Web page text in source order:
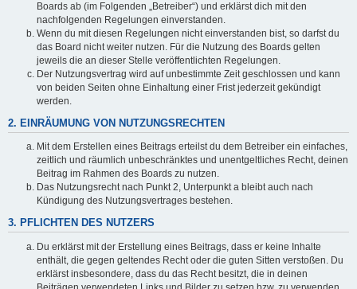
Boards ab (im Folgenden „Betreiber“) und erklärst dich mit den
nachfolgenden Regelungen einverstanden.
Wenn du mit diesen Regelungen nicht einverstanden bist, so darfst du
das Board nicht weiter nutzen. Für die Nutzung des Boards gelten
jeweils die an dieser Stelle veröffentlichten Regelungen.
Der Nutzungsvertrag wird auf unbestimmte Zeit geschlossen und kann
von beiden Seiten ohne Einhaltung einer Frist jederzeit gekündigt
werden.
2. EINRÄUMUNG VON NUTZUNGSRECHTEN
Mit dem Erstellen eines Beitrags erteilst du dem Betreiber ein einfaches,
zeitlich und räumlich unbeschränktes und unentgeltliches Recht, deinen
Beitrag im Rahmen des Boards zu nutzen.
Das Nutzungsrecht nach Punkt 2, Unterpunkt a bleibt auch nach
Kündigung des Nutzungsvertrages bestehen.
3. PFLICHTEN DES NUTZERS
Du erklärst mit der Erstellung eines Beitrags, dass er keine Inhalte
enthält, die gegen geltendes Recht oder die guten Sitten verstoßen. Du
erklärst insbesondere, dass du das Recht besitzt, die in deinen